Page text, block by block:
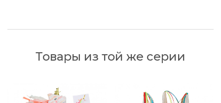
Товары из той же серии